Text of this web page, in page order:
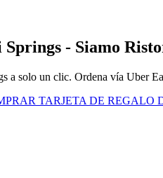
- Siamo
a solo un clic. Ordena vía Uber
TARJETA DE REGALO